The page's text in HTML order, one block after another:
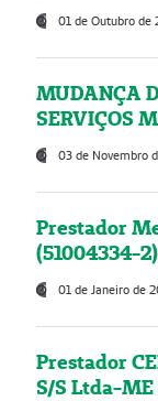
01 de Outubro de
MUDANÇA
SERVIÇOS
03 de Novembro
Prestador
(51004334-2)
01 de Janeiro de
Prestador
S/S Ltda-